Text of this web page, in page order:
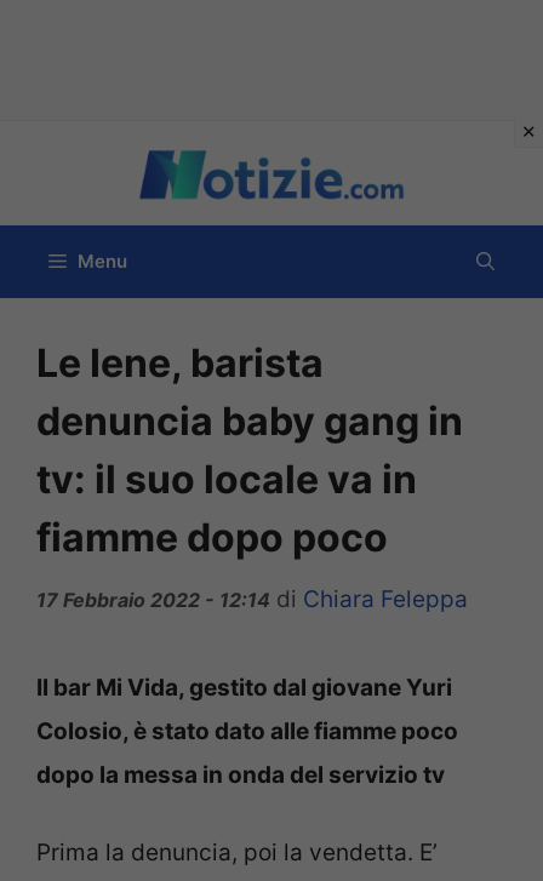
contenuto
Menu
Le Iene, barista
denuncia baby gang in
tv: il suo locale va in
fiamme dopo poco
17 Febbraio 2022 - 12:14 di Chiara Feleppa
Il bar Mi Vida, gestito dal giovane Yuri
Colosio, è stato dato alle fiamme poco
dopo la messa in onda del servizio tv
Prima la denuncia, poi la vendetta. E’